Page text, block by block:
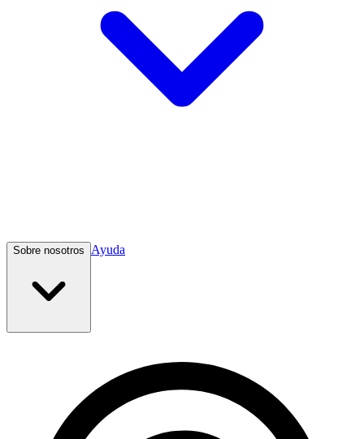
Sobre nosotros Ayuda